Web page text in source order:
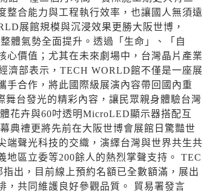
整合能力與工程執行效率，也讓國人無須遠
展館規模與沉浸效果更勝大阪世博，
體氣勢全面提升。透過「生命」、「自
心價值；尤其在未來劇場中，台灣晶片產業
濟部表示，TECH WORLD館不僅是一座展
手合作，將此國際級展演內容帶回國內重
台發光的精彩內容，讓民眾親身體驗台灣
花卉與60吋透明MicroLED顯示器搭配互
典禮更將先前在大阪世博會展館日驚豔世
端聲光科技的交織，演繹台灣與世界共生共
區立委等200餘人的熱烈掌聲支持。 TEC
出，目前線上預約名額已全數額滿，展出
，共同維護良好參觀品質。 貿易署發言